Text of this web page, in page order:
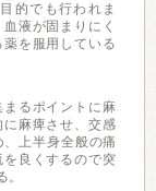
的でも行われま
液が固まりにく
を服用している
るポイントに麻
麻痺させ、交感
上半身全般の痛
良くするので突